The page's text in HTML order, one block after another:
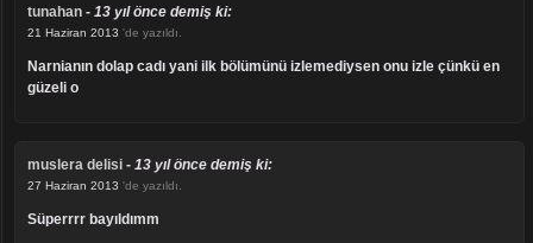
tunahan - 13 yıl önce demiş ki:
21 Haziran 2013 'de yazıldı.
narnianın dolap cadı yani ilk bölümünü izlemediysen onu izle çünkü en
güzeli o
muslera delisi - 13 yıl önce demiş ki:
27 Haziran 2013 'de yazıldı.
süperrrr bayıldımm